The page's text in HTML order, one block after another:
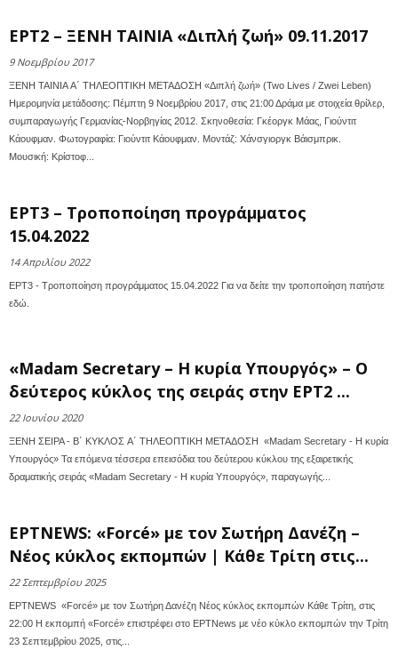
ΕΡΤ2 – ΞΕΝΗ ΤΑΙΝΙΑ «Διπλή ζωή» 09.11.2017
9 Νοεμβρίου 2017
ΞΕΝΗ ΤΑΙΝΙΑ A΄ ΤΗΛΕΟΠΤΙΚΗ ΜΕΤΑΔΟΣΗ «Διπλή ζωή» (Two Lives / Zwei Leben)
Ημερομηνία μετάδοσης: Πέμπτη 9 Νοεμβρίου 2017, στις 21:00 Δράμα με στοιχεία θρίλερ,
συμπαραγωγής Γερμανίας-Νορβηγίας 2012. Σκηνοθεσία: Γκέοργκ Μάας, Γιούντιτ
Κάουφμαν. Φωτογραφία: Γιούντιτ Κάουφμαν. Μοντάζ: Χάνσγιοργκ Βάισμπρικ.
Μουσική: Κρίστοφ...
ΕΡΤ3 – Τροποποίηση προγράμματος
15.04.2022
14 Απριλίου 2022
ΕΡΤ3 - Τροποποίηση προγράμματος 15.04.2022 Για να δείτε την τροποποίηση πατήστε
εδώ.
«Madam Secretary – Η κυρία Υπουργός» – O
δεύτερος κύκλος της σειράς στην ΕΡΤ2 ...
22 Ιουνίου 2020
ΞΕΝΗ ΣΕΙΡΑ - Β΄ ΚΥΚΛΟΣ A΄ ΤΗΛΕΟΠΤΙΚΗ ΜΕΤΑΔΟΣΗ «Madam Secretary - Η κυρία
Υπουργός» Τα επόμενα τέσσερα επεισόδια του δεύτερου κύκλου της εξαιρετικής
δραματικής σειράς «Madam Secretary - Η κυρία Υπουργός», παραγωγής...
ΕΡΤNEWS: «Forcé» με τον Σωτήρη Δανέζη –
Νέος κύκλος εκπομπών | Κάθε Τρίτη στις...
22 Σεπτεμβρίου 2025
ΕΡΤNEWS «Forcé» με τον Σωτήρη Δανέζη Νέος κύκλος εκπομπών Κάθε Τρίτη, στις
22:00 Η εκπομπή «Forcé» επιστρέφει στο ΕΡΤNews με νέο κύκλο εκπομπών την Τρίτη
23 Σεπτεμβρίου 2025, στις...